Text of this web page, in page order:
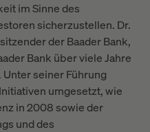
im Sinne des
sicherzustellen. Dr.
der Baader Bank,
Bank über viele Jahre
seiner Führung
umgesetzt, wie
in 2008 sowie der
und des